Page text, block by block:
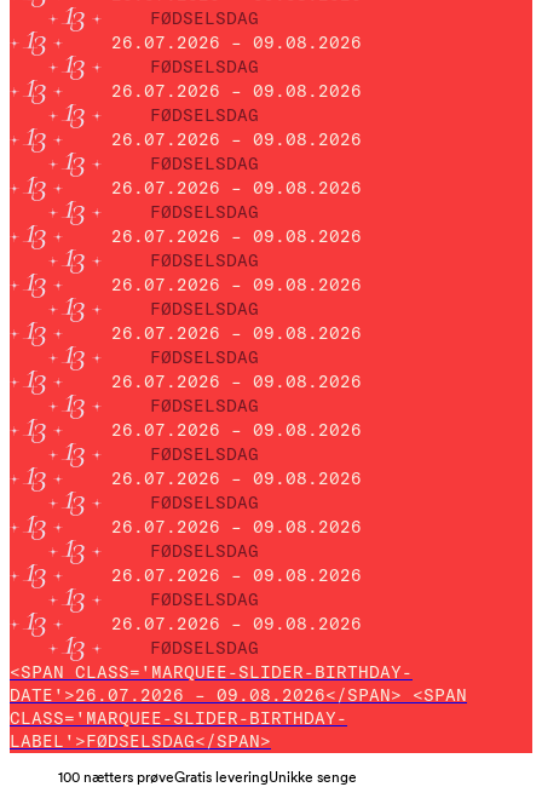
FØDSELSDAG
26.07.2026 – 09.08.2026
FØDSELSDAG
26.07.2026 – 09.08.2026
FØDSELSDAG
26.07.2026 – 09.08.2026
FØDSELSDAG
26.07.2026 – 09.08.2026
FØDSELSDAG
26.07.2026 – 09.08.2026
FØDSELSDAG
26.07.2026 – 09.08.2026
FØDSELSDAG
26.07.2026 – 09.08.2026
FØDSELSDAG
26.07.2026 – 09.08.2026
FØDSELSDAG
26.07.2026 – 09.08.2026
FØDSELSDAG
26.07.2026 – 09.08.2026
FØDSELSDAG
26.07.2026 – 09.08.2026
FØDSELSDAG
26.07.2026 – 09.08.2026
FØDSELSDAG
26.07.2026 – 09.08.2026
FØDSELSDAG
<SPAN CLASS='MARQUEE-SLIDER-BIRTHDAY-
DATE'>26.07.2026 – 09.08.2026</SPAN> <SPAN
CLASS='MARQUEE-SLIDER-BIRTHDAY-
LABEL'>FØDSELSDAG</SPAN>
100 nætters prøveGratis leveringUnikke senge